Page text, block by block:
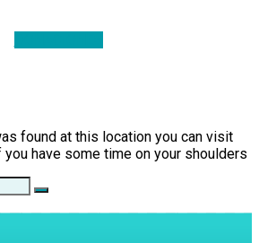
found at this location you can visit
have some time on your shoulders